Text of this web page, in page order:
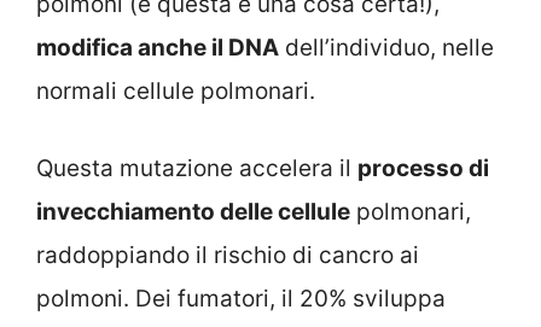
modifica anche il DNA dell’individuo, nelle
normali cellule polmonari.
Questa mutazione accelera il processo di
invecchiamento delle cellule polmonari,
raddoppiando il rischio di cancro ai
polmoni. Dei fumatori, il 20% sviluppa